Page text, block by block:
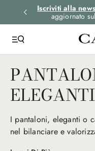
Iscriviti alla
aggiornato
I pantaloni, eleganti o
nel bilanciare e